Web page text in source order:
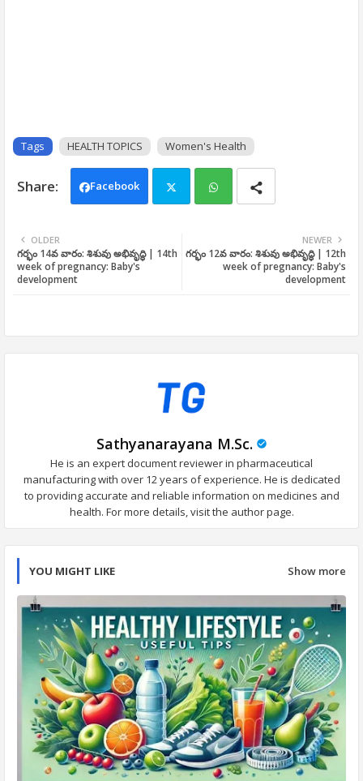
Tags HEALTH TOPICS Women's Health
Facebook
tter ats
NEWER
గర్భం 12వ వారం: శిశువు అభివృద్ధి | 12th
week of pregnancy: Baby's
development
OLDER
గర్భం 14వ వారం: శిశువు అభివృద్ధి | 14th
week of pregnancy: Baby's
development
Sathyanarayana M.Sc.
He is an expert document reviewer in pharmaceutical
manufacturing with over 12 years of experience. He is dedicated
to providing accurate and reliable information on medicines and
health. For more details, visit the author page.
YOU MIGHT LIKE Show more